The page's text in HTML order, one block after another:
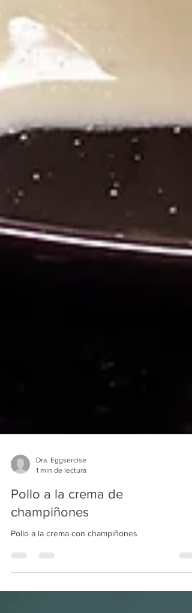
Dra. Eggsercise
1 min de lectura
Pollo a la crema de
champiñones
Pollo a la crema con champiñones